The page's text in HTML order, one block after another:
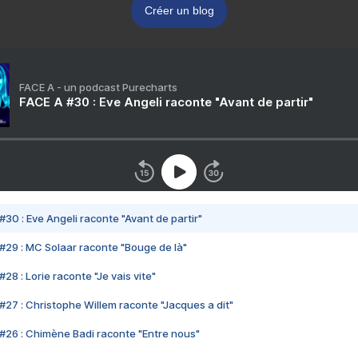
Créer un blog
FACE A - un podcast Purecharts
FACE A #30 : Eve Angeli raconte "Avant de partir"
#30 : Eve Angeli raconte "Avant de partir"
#29 : MC Solaar raconte "Bouge de là"
#28 : Lorie raconte "Je vais vite"
#27 : Christophe Willem raconte "Jacques a dit"
#26 : Chimène Badi raconte "Entre nous"